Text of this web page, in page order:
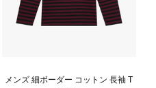
メンズ 細ボーダー コットン 長袖 T